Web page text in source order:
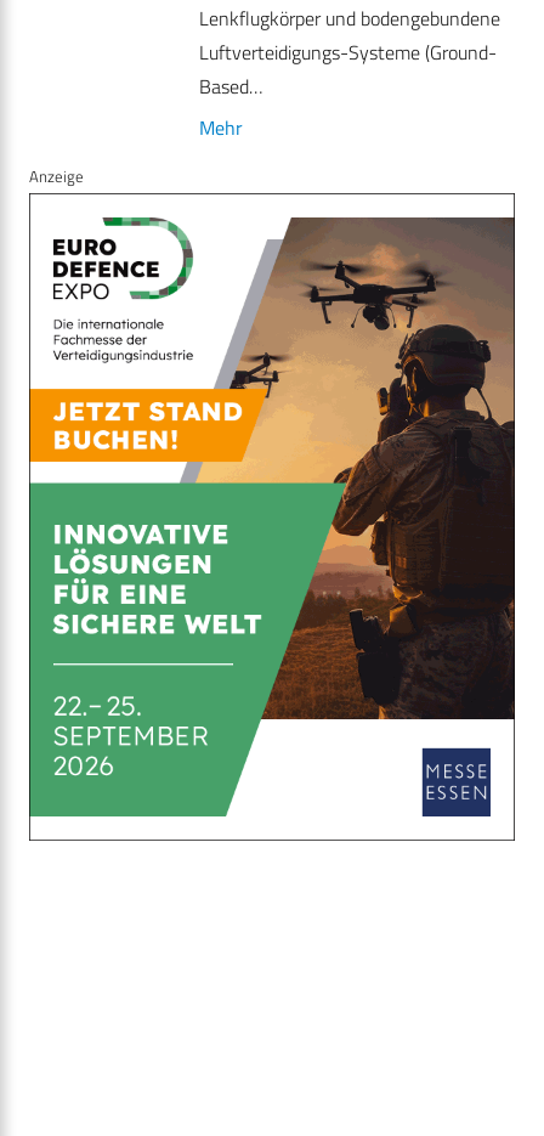
Lenkflugkörper und bodengebundene
Luftverteidigungs-Systeme (Ground-
Based…
Mehr
Anzeige